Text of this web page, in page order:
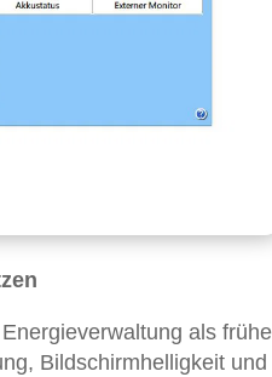
als
Bildschirmhelligkeit